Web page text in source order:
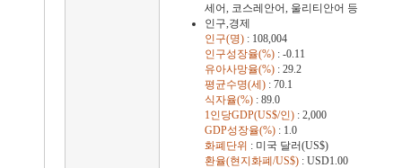
세어, 코스레안어, 울리티안어 등
인구,경제
인구(명): 108,004
인구성장율(%): -0.11
유아사망율(%): 29.2
평균수명(세): 70.1
식자율(%): 89.0
1인당GDP(US$/인): 2,000
GDP성장율(%): 1.0
화폐단위 : 미국 달러(US$)
환율(현지화폐/US$): USD1.00